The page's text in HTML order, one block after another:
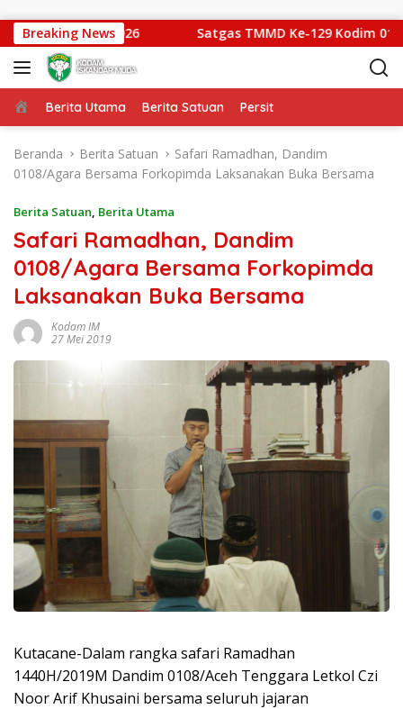
Breaking News
IM Cup 2026 Satgas TMMD Ke-129 Kodim 0102/
Beranda
Berita Utama Berita Satuan Persit
Beranda Berita Satuan
Safari Ramadhan, Dandim
0108/Agara Bersama Forkopimda Laksanakan Buka Bersama
Berita Satuan, Berita Utama
Safari Ramadhan, Dandim
0108/Agara Bersama Forkopimda
Laksanakan Buka Bersama
Kodam IM
27 Mei 2019
Kutacane-Dalam rangka safari Ramadhan
1440H/2019M Dandim 0108/Aceh Tenggara Letkol Czi
Noor Arif Khusaini bersama seluruh jajaran